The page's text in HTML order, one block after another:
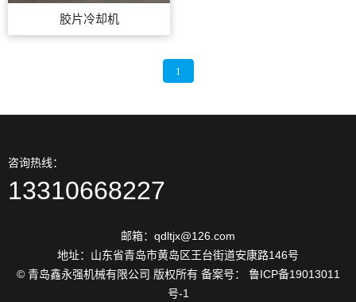
胶片冷却机
1
咨询热线：
13310668227
邮箱：qdltjx@126.com
地址：山东省青岛市黄岛区王台街道安康路146号
© 青岛鑫永强机械有限公司 版权所有 备案号： 鲁ICP备19013011
号-1